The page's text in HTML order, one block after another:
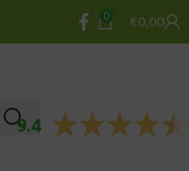
0 €0,00
9.4